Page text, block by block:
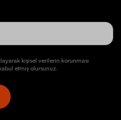
kişisel verilerin korunması
etmiş olursunuz.